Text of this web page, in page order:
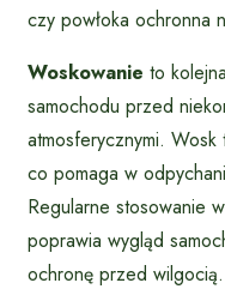
czy powłoka ochronna
Woskowanie to
samochodu przed
atmosferycznymi. Wosk
co pomaga w
Regularne stosowanie
poprawia wygląd
ochronę przed wilgocią.